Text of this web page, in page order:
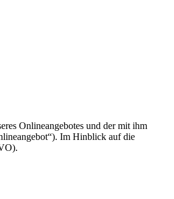
Onlineangebotes und der mit ihm
Im Hinblick auf die